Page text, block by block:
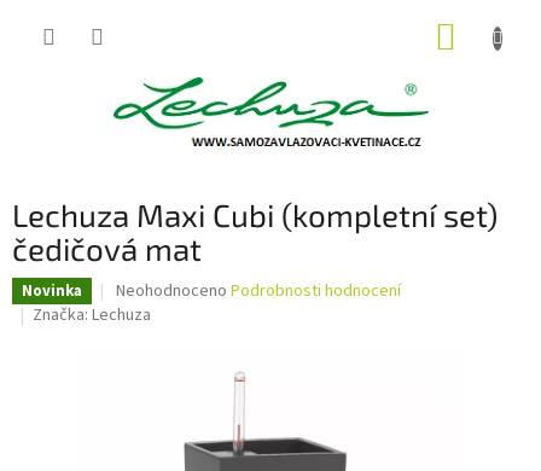
Lechuza Maxi Cubi (kompletní set)
čedičová mat
Novinka
Průměrné
hodnocení
hvězdiček.
Neohodnoceno Podrobnosti hodnocení
Značka: Lechuza